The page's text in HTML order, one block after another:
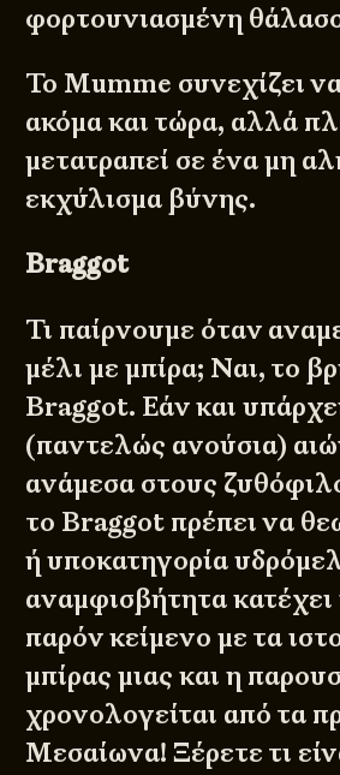
φορτουνιασμένη
Το Mumme συνεχίζει
ακόμα και τώρα, αλλά
μετατραπεί σε ένα μη
εκχύλισμα βύνης.
Braggot
Τι παίρνουμε όταν
μέλι με μπίρα; Ναι, το
Braggot. Εάν και
(παντελώς ανούσια)
ανάμεσα στους
το Braggot πρέπει να
ή υποκατηγορία
αναμφισβήτητα κατέχει
παρόν κείμενο με τα
μπίρας μιας και η
χρονολογείται από τα
Μεσαίωνα! Ξέρετε τι